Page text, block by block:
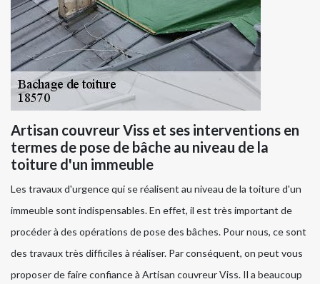
Artisan couvreur Viss et ses interventions en
termes de pose de bâche au niveau de la
toiture d'un immeuble
Les travaux d'urgence qui se réalisent au niveau de la toiture d'un
immeuble sont indispensables. En effet, il est très important de
procéder à des opérations de pose des bâches. Pour nous, ce sont
des travaux très difficiles à réaliser. Par conséquent, on peut vous
proposer de faire confiance à Artisan couvreur Viss. Il a beaucoup